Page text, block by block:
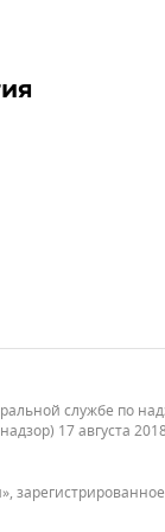
службе по
17 августа